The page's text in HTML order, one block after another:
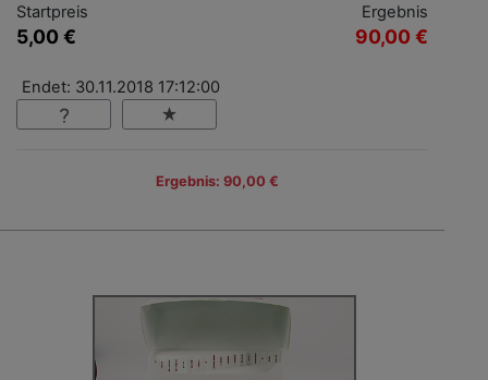
Startpreis
5,00 €
Ergebnis
90,00 €
Endet: 30.11.2018 17:12:00
Ergebnis: 90,00 €